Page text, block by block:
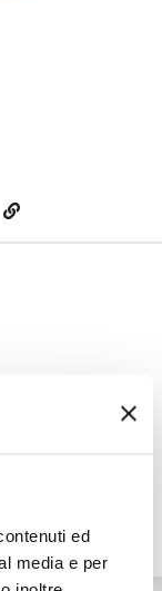
ed
media e per
ALLERGENI